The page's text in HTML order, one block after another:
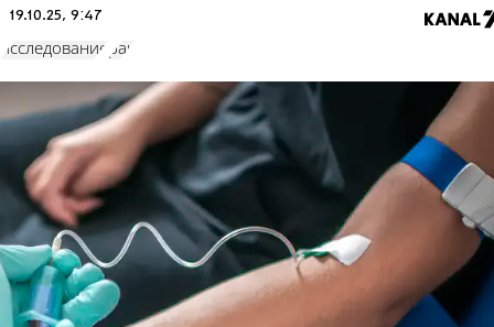
19.10.25, 9:47
исследование рак